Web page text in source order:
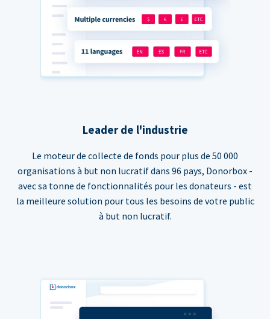
Leader de l'industrie
Le moteur de collecte de fonds pour plus de 50 000
organisations à but non lucratif dans 96 pays, Donorbox -
avec sa tonne de fonctionnalités pour les donateurs - est
la meilleure solution pour tous les besoins de votre public
à but non lucratif.